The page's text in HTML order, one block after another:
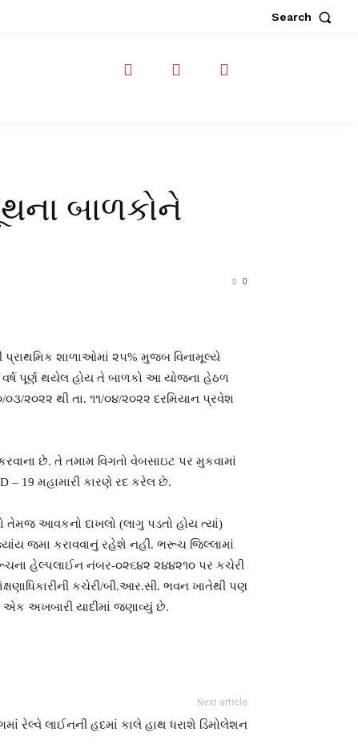
Search
બાળકોને
0
પ્રાથમિક શાળાઓમાં ૨૫% મુજબ વિનામૂલ્યે
પૂર્ણ થયેલ હોય તે બાળકો આ યોજના હેઠળ
૨૦૨૨ થી તા. ૧૧/૦૪/૨૦૨૨ દરમિયાન પ્રવેશ
છે. તે તમામ વિગતો વેબસાઇટ પર મુકવામાં
– 19 મહામારી કારણે રદ કરેલ છે.
તેમજ આવકનો દાખલો (લાગુ પડતો હોય ત્યાં)
જમા કરાવવાનું રહેશે નહી. ભરૂચ જિલ્લામાં
હેલ્પલાઈન નંબર-૦૨૬૪૨ ૨૪૪૨૧૦ પર કચેરી
કચેરી/બી.આર.સી. ભવન ખાતેથી પણ
એક અખબારી યાદીમાં જણાવ્‍યું છે.
Next article
રેલ્વે લાઈનની હદમાં કાલે હાથ ધરાશે ડિમોલેશન